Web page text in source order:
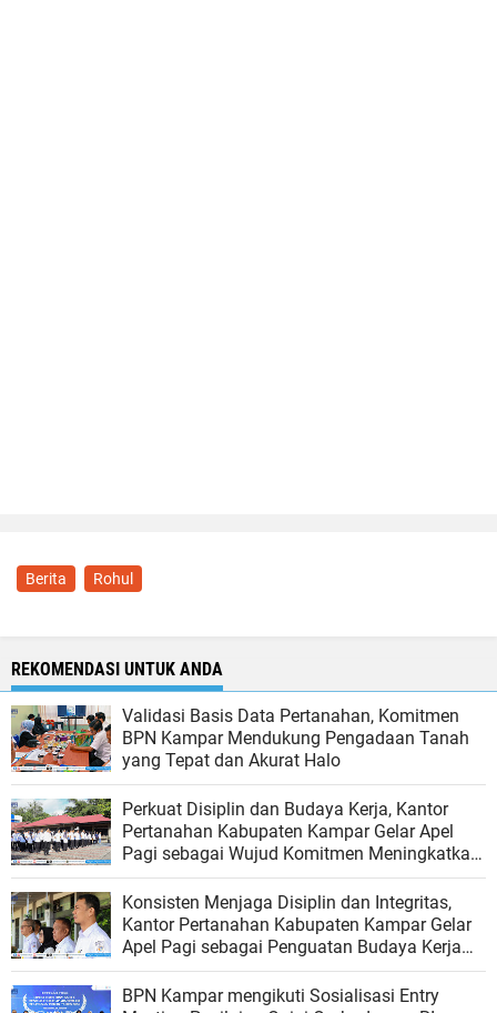
Berita Rohul
REKOMENDASI UNTUK ANDA
Validasi Basis Data Pertanahan, Komitmen
BPN Kampar Mendukung Pengadaan Tanah
yang Tepat dan Akurat Halo
Perkuat Disiplin dan Budaya Kerja, Kantor
Pertanahan Kabupaten Kampar Gelar Apel
Pagi sebagai Wujud Komitmen Meningkatkan
Kualitas Pelayanan
Konsisten Menjaga Disiplin dan Integritas,
Kantor Pertanahan Kabupaten Kampar Gelar
Apel Pagi sebagai Penguatan Budaya Kerja
Organisasi
BPN Kampar mengikuti Sosialisasi Entry